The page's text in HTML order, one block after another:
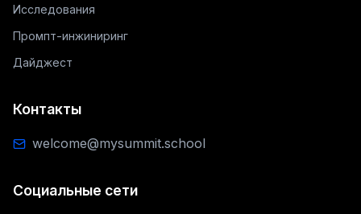
Исследования
Промпт-инжиниринг
Дайджест
Контакты
welcome@mysummit.school
Социальные сети